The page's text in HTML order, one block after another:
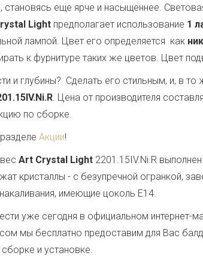
еще ярче и насыщеннее.
Light предполагает использование 1
лампой. Цвет его определяется как
к фурнитуре таких же цветов. Цвет
и глубины? Сделать его стильным, и, в
. Цена от производителя
по сборке.
Акции!
Art Crystal Light 2201.15IV.Ni.R
кристаллы - с безупречной огранкой,
имеющие цоколь E14.
уже сегодня в официальном интернет-
мы бесплатно предоставим для Вас
и установке.